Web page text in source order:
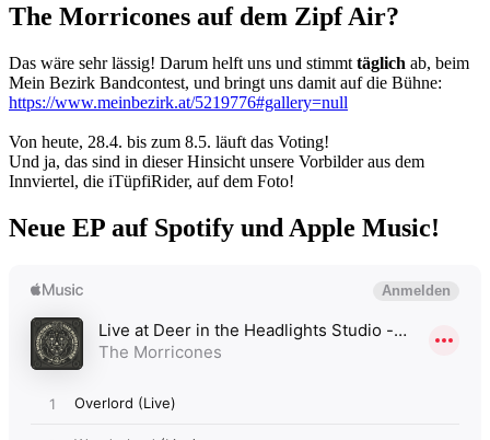
The Morricones auf dem Zipf Air?
Das wäre sehr lässig! Darum helft uns und stimmt täglich ab, beim
Mein Bezirk Bandcontest, und bringt uns damit auf die Bühne:
https://www.meinbezirk.at/5219776#gallery=null
Von heute, 28.4. bis zum 8.5. läuft das Voting!
Und ja, das sind in dieser Hinsicht unsere Vorbilder aus dem
Innviertel, die iTüpfiRider, auf dem Foto!
Neue EP auf Spotify und Apple Music!